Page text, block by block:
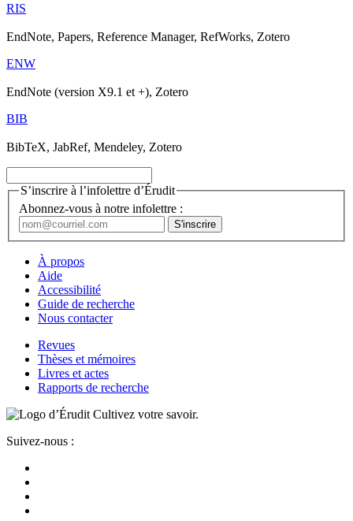
RIS
EndNote, Papers, Reference Manager, RefWorks, Zotero
ENW
EndNote (version X9.1 et +), Zotero
BIB
BibTeX, JabRef, Mendeley, Zotero
S’inscrire à l’infolettre d’Érudit
Abonnez-vous à notre infolettre :
À propos
Aide
Accessibilité
Guide de recherche
Nous contacter
Revues
Thèses et mémoires
Livres et actes
Rapports de recherche
Cultivez votre savoir.
Suivez-nous :